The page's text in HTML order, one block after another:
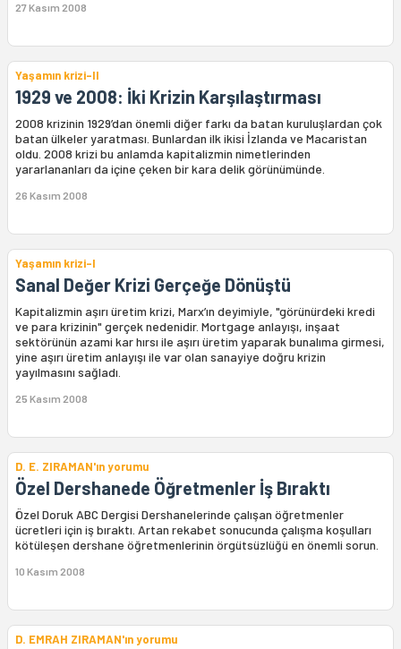
27 Kasım 2008
Yaşamın krizi-II
1929 ve 2008: İki Krizin Karşılaştırması
2008 krizinin 1929’dan önemli diğer farkı da batan kuruluşlardan çok
batan ülkeler yaratması. Bunlardan ilk ikisi İzlanda ve Macaristan
oldu. 2008 krizi bu anlamda kapitalizmin nimetlerinden
yararlananları da içine çeken bir kara delik görünümünde.
26 Kasım 2008
Yaşamın krizi-I
Sanal Değer Krizi Gerçeğe Dönüştü
Kapitalizmin aşırı üretim krizi, Marx’ın deyimiyle, "görünürdeki kredi
ve para krizinin" gerçek nedenidir. Mortgage anlayışı, inşaat
sektörünün azami kar hırsı ile aşırı üretim yaparak bunalıma girmesi,
yine aşırı üretim anlayışı ile var olan sanayiye doğru krizin
yayılmasını sağladı.
25 Kasım 2008
D. E. ZIRAMAN'ın yorumu
Özel Dershanede Öğretmenler İş Bıraktı
Özel Doruk ABC Dergisi Dershanelerinde çalışan öğretmenler
ücretleri için iş bıraktı. Artan rekabet sonucunda çalışma koşulları
kötüleşen dershane öğretmenlerinin örgütsüzlüğü en önemli sorun.
10 Kasım 2008
D. EMRAH ZIRAMAN'ın yorumu